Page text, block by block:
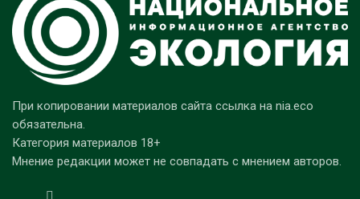
При копировании материалов сайта ссылка на nia.eco
обязательна.
Категория материалов 18+
Мнение редакции может не совпадать с мнением авторов.